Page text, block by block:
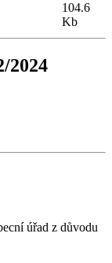
104.6
Kb
2024
úřad z důvodu